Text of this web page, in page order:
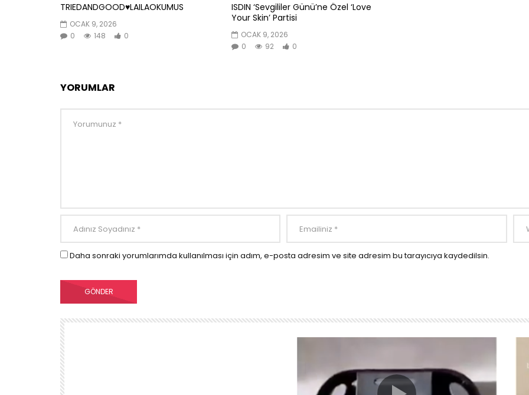
TRIEDANDGOOD♥️LAILAOKUMUS
OCAK 9, 2026
0
148 0
ISDIN ‘Sevgililer Günü’ne Özel ‘Love
Your Skin’ Partisi
OCAK 9, 2026
0
92 0
YORUMLAR
Daha sonraki yorumlarımda kullanılması için adım, e-posta adresim ve site adresim bu tarayıcıya kaydedilsin.